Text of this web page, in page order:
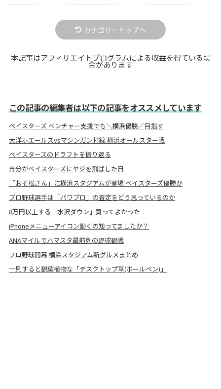
カテゴリートップへ
本記事はアフィリエイトプログラムによる収益を得ている場
合があります
この記事の編集者は以下の記事をオススメしています
ベイスターズ ベンチャー支援でも＼横浜優勝／目指す
大洋ホエールズvsマシンガン打線 横浜オールスター戦
ベイスターズのドラフトを振り返る
自分がベイスターズにヤジを飛ばした日
「おそ松さん」に横浜スタジアムが登場 ベイスターズ優勝か
プロ野球選手は「パワプロ」の査定をどう思っているのか
8万円以上する「水沢ダウン」買ってよかった
iPhoneメニューアイコン動くの知ってましたか？
ANAマイルでハマスタ最前列の野球観戦
プロ野球開幕 横浜スタジアム新グルメまとめ
一見すると観葉植物な「デスクトップ草(ボールペン)」